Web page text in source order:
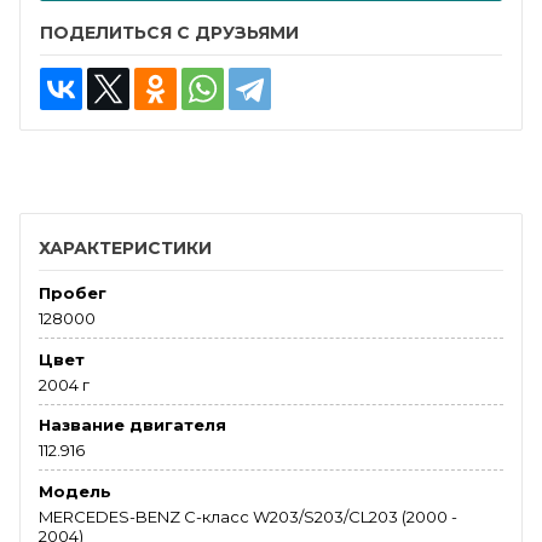
ПОДЕЛИТЬСЯ С ДРУЗЬЯМИ
ХАРАКТЕРИСТИКИ
Пробег
128000
Цвет
2004 г
Название двигателя
112.916
Модель
MERCEDES-BENZ C-класс W203/S203/CL203 (2000 -
2004)